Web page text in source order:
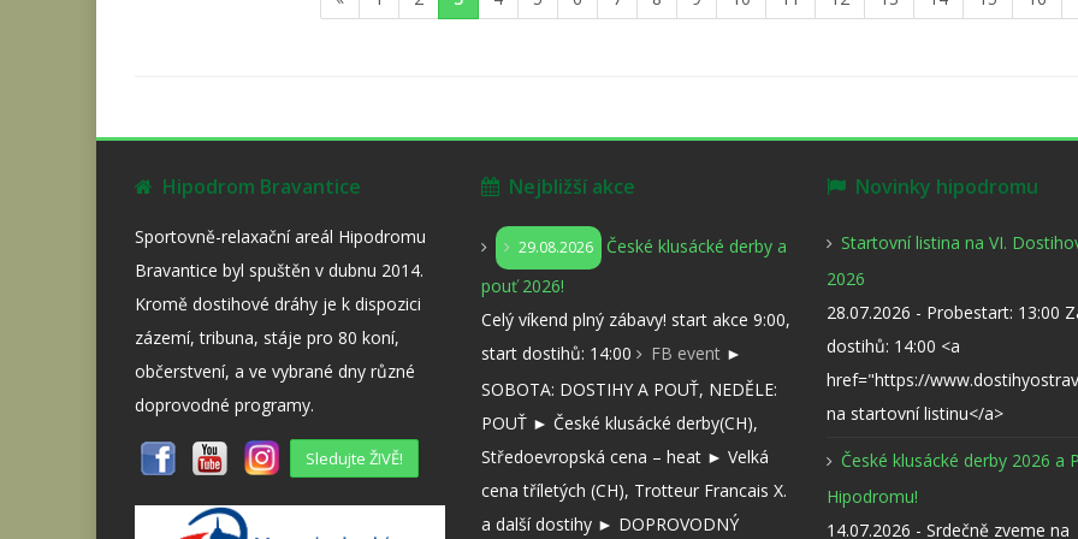
Hipodrom Bravantice
Sportovně-relaxační areál Hipodromu
Bravantice byl spuštěn v dubnu 2014.
Kromě dostihové dráhy je k dispozici
zázemí, tribuna, stáje pro 80 koní,
občerstvení, a ve vybrané dny různé
doprovodné programy.
Sledujte ŽIVĚ!
Nejbližší akce
29.08.2026
České klusácké derby a
pouť 2026!
Celý víkend plný zábavy! start akce 9:00,
start dostihů: 14:00
FB event►
SOBOTA: DOSTIHY A POUŤ, NEDĚLE:
POUŤ ► České klusácké derby(CH),
Středoevropská cena – heat ► Velká
cena tříletých (CH), Trotteur Francais X.
a další dostihy ► DOPROVODNÝ
Novinky hipodromu
Startovní listina na VI.
2026
28.07.2026 - Probestart: 13:00
dostihů: 14:00 <a
href="https://
na startovní listinu</a>
České klusácké derby 2026 a
Hipodromu!
14.07.2026 - Srdečně zveme na